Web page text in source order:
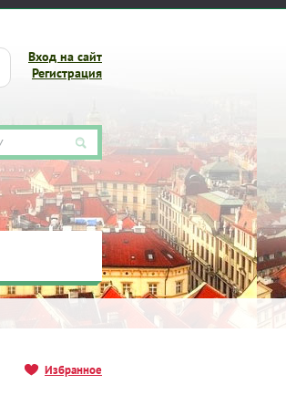
Вход на сайт
Регистрация
Избранное